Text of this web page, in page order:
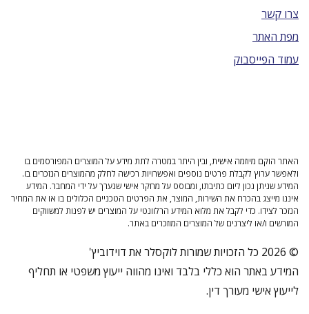
צרו קשר
מפת האתר
עמוד הפייסבוק
האתר הוקם מיוזמה אישית, ובין היתר במטרה לתת מידע על המוצרים המפורסמים בו
ולאפשר ערוץ לקבלת פרטים נוספים ואפשרויות רכישה לחלק מהמוצרים הנזכרים בו.
המידע שניתן נכון ליום כתיבתו, ומבוסס על מחקר אישי שנערך על ידי המחבר. המידע
איננו מייצג בהכרח את השירות, המוצר, את הפרטים הטכניים הכלולים בו או את המחיר
הנזכר לצידו. כדי לקבל את מלוא המידע הרלוונטי על המוצרים יש לפנות למשווקים
המורשים ו/או ליצרנים של המוצרים המוזכרים באתר.
© 2026 כל הזכויות שמורות לוקסלר את דוידוביץ'
המידע באתר הוא כללי בלבד ואינו מהווה ייעוץ משפטי או תחליף
לייעוץ אישי מעורך דין.